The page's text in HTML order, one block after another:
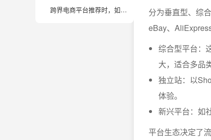
跨界电商平台推荐时，如何选择最适合自己业务的平台？
分为垂直型、综
eBay、
综合型平台：
大，适合多品
独立站：以
体验。
新兴平台：如
平台生态决定了